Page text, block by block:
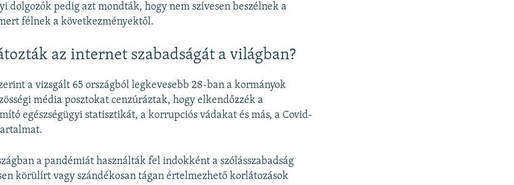
dolgozók pedig azt mondták, hogy nem szívesen beszélnek a
félnek a következményektől.
az internet szabadságát a világban?
a vizsgált 65 országból legkevesebb 28-ban a kormányok
média posztokat cenzúráztak, hogy elkendőzzék a
egészségügyi statisztikát, a korrupciós vádakat és más, a Covid-
a pandémiát használták fel indokként a szólásszabadság
körülírt vagy szándékosan tágan értelmezhető korlátozások